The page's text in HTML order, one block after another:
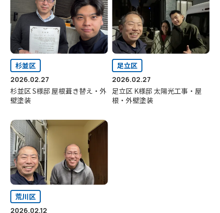
杉並区
2026.02.27
杉並区 S様邸 屋根葺き替え・外
壁塗装
足立区
2026.02.27
足立区 K様邸 太陽光工事・屋
根・外壁塗装
荒川区
2026.02.12